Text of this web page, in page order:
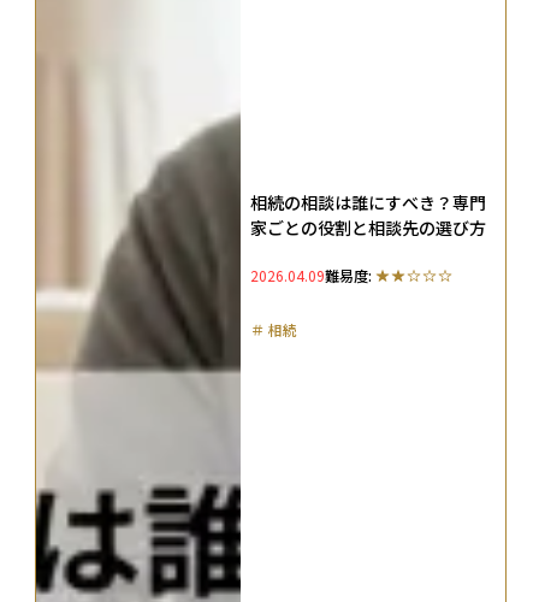
相続の相談は誰にすべき？専門
家ごとの役割と相談先の選び方
2026.04.09難易度:
＃ 相続